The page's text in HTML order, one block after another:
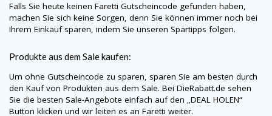
Falls Sie heute keinen Faretti Gutscheincode gefunden haben,
machen Sie sich keine Sorgen, denn Sie können immer noch bei
Ihrem Einkauf sparen, indem Sie unseren Spartipps folgen.
Produkte aus dem Sale kaufen:
Um ohne Gutscheincode zu sparen, sparen Sie am besten durch
den Kauf von Produkten aus dem Sale. Bei DieRabatt.de sehen
Sie die besten Sale-Angebote einfach auf den „DEAL HOLEN“
Button klicken und wir leiten es an Faretti weiter.